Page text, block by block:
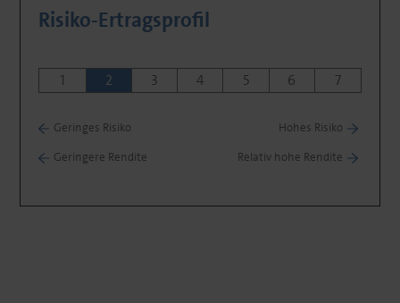
Risiko-Ertragsprofil
1 2 3 4 5 6 7
Geringes Risiko
Hohes Risiko
Geringere Rendite
Relativ hohe Rendite